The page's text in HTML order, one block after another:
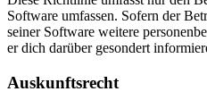
Software umfassen. Sofern der
seiner Software weitere
er dich darüber gesondert
Auskunftsrecht